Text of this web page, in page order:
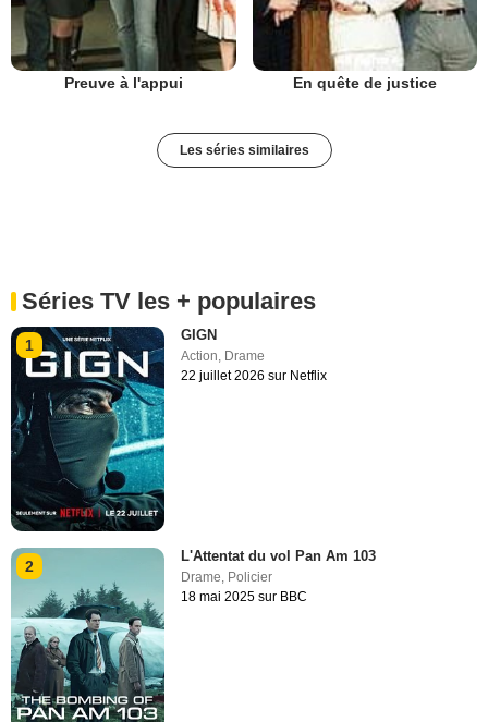
Preuve à l'appui En quête de justice
Les séries similaires
Séries TV les + populaires
1
GIGN
Action Drame
22 juillet 2026 sur Netflix
2
L'Attentat du vol Pan Am 103
Drame, Policier
18 mai 2025 sur BBC